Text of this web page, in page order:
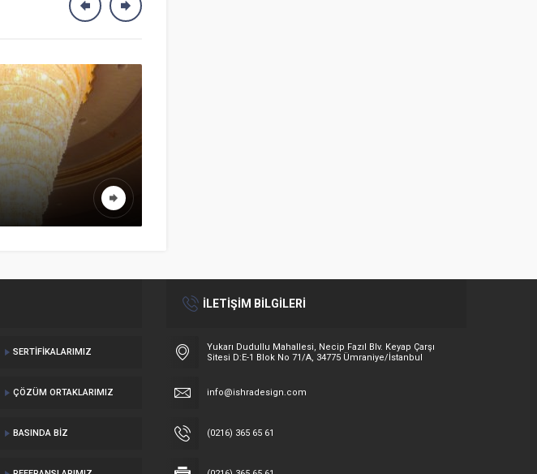
SERTIFIKALARIMIZ
ÇÖZÜM ORTAKLARIMIZ
BASINDA BIZ
İLETİŞİM BİLGİLERİ
Yukarı Dudullu Mahallesi, Necip Fazıl Blv. Keyap Çarşı
Sitesi D:E-1 Blok No 71/A, 34775 Ümraniye/İstanbul
info@ishradesign.com
(0216) 365 65 61